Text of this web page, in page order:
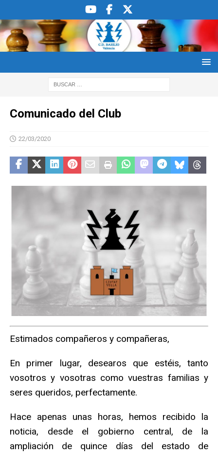
Comunicado del Club
22/03/2020
Estimados compañeros y compañeras,
En primer lugar, desearos que estéis, tanto
vosotros y vosotras como vuestras familias y
seres queridos, perfectamente.
Hace apenas unas horas, hemos recibido la
noticia, desde el gobierno central, de la
ampliación de quince días del estado de